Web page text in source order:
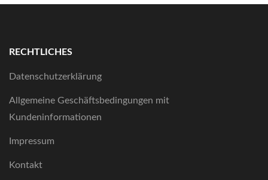
RECHTLICHES
Datenschutzerklärung
Allgemeine Geschäftsbedingungen mit
Kundeninformationen
Impressum
Kontakt